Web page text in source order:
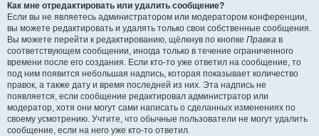
Как мне отредактировать или удалить сообщение?
Если вы не являетесь администратором или модератором конференции,
вы можете редактировать и удалять только свои собственные сообщения.
Вы можете перейти к редактированию, щёлкнув по кнопке Правка в
соответствующем сообщении, иногда только в течение ограниченного
времени после его создания. Если кто-то уже ответил на сообщение, то
под ним появится небольшая надпись, которая показывает количество
правок, а также дату и время последней из них. Эта надпись не
появляется, если сообщение редактировал администратор или
модератор, хотя они могут сами написать о сделанных изменениях по
своему усмотрению. Учтите, что обычные пользователи не могут удалить
сообщение, если на него уже кто-то ответил.